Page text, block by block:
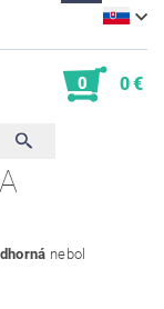
0 0 €
nebol